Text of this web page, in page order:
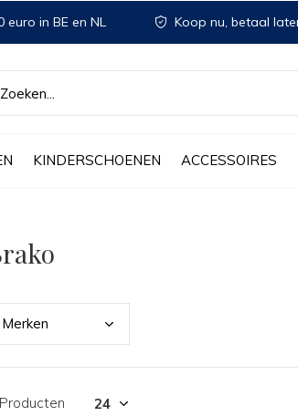
KINDERSCHOENEN ACCESSOIRES
in BE en NL Koop nu, betaal
Merken